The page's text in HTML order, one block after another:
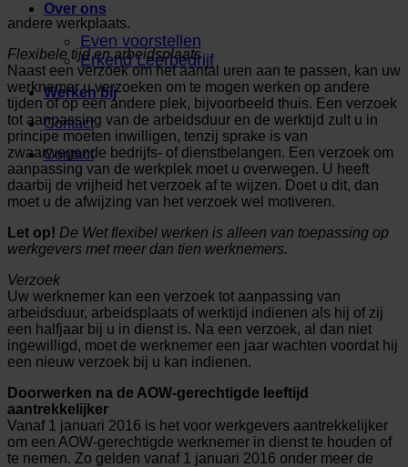
Over ons
Even voorstellen
Erkend Leerbedrijf
Werken bij
Contact
Contact
andere werkplaats.
Flexibele tijd en arbeidsplaats
Naast een verzoek om het aantal uren aan te passen, kan uw
werknemer u verzoeken om te mogen werken op andere
tijden of op een andere plek, bijvoorbeeld thuis. Een verzoek
tot aanpassing van de arbeidsduur en de werktijd zult u in
principe moeten inwilligen, tenzij sprake is van
zwaarwegende bedrijfs- of dienstbelangen. Een verzoek om
aanpassing van de werkplek moet u overwegen. U heeft
daarbij de vrijheid het verzoek af te wijzen. Doet u dit, dan
moet u de afwijzing van het verzoek wel motiveren.
Let op! De Wet flexibel werken is alleen van toepassing op
werkgevers met meer dan tien werknemers.
Verzoek
Uw werknemer kan een verzoek tot aanpassing van
arbeidsduur, arbeidsplaats of werktijd indienen als hij of zij
een halfjaar bij u in dienst is. Na een verzoek, al dan niet
ingewilligd, moet de werknemer een jaar wachten voordat hij
een nieuw verzoek bij u kan indienen.
Doorwerken na de AOW-gerechtigde leeftijd
aantrekkelijker
Vanaf 1 januari 2016 is het voor werkgevers aantrekkelijker
om een AOW-gerechtigde werknemer in dienst te houden of
te nemen. Zo gelden vanaf 1 januari 2016 onder meer de